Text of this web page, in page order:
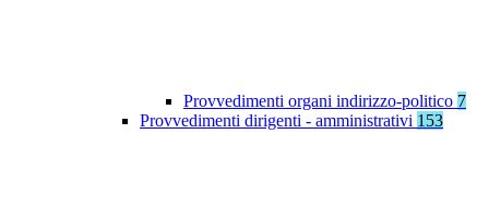
Provvedimenti organi indirizzo-politico 7
Provvedimenti dirigenti - amministrativi 153